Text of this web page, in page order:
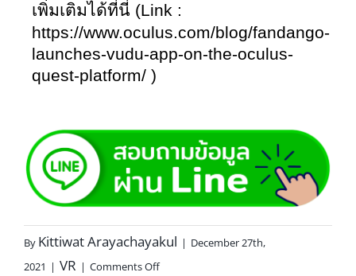
เพิ่มเติมได้ที่นี่ (Link :
https://www.oculus.com/blog/fandango-
launches-vudu-app-on-the-oculus-
quest-platform/ )
By Kittiwat Arayachayakul | December 27th,
2021 | VR | Comments Off